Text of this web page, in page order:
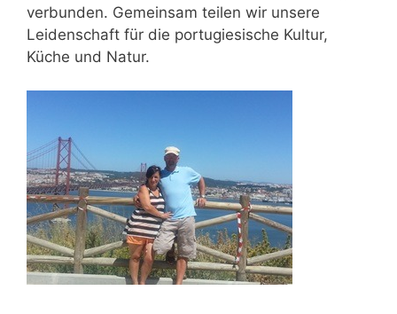
verbunden. Gemeinsam teilen wir unsere
Leidenschaft für die portugiesische Kultur,
Küche und Natur.